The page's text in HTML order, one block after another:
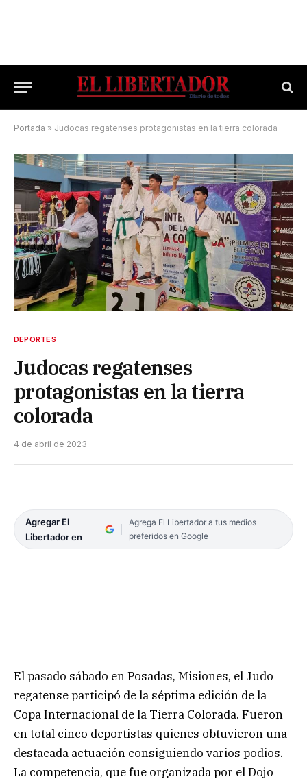
Portada » Judocas regatenses protagonistas en la tierra colorada
DEPORTES
Judocas regatenses
protagonistas en la tierra
colorada
4 de abril de 2023
Agregar El
Libertador en
Agrega El Libertador a tus medios
preferidos en Google
El pasado sábado en Posadas, Misiones, el Judo
regatense participó de la séptima edición de la
Copa Internacional de la Tierra Colorada. Fueron
en total cinco deportistas quienes obtuvieron una
destacada actuación consiguiendo varios podios.
La competencia, que fue organizada por el Dojo